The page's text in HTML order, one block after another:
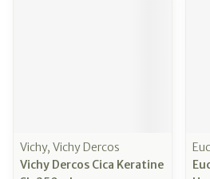
Vichy, Vichy Dercos
Vichy Dercos Cica Keratine